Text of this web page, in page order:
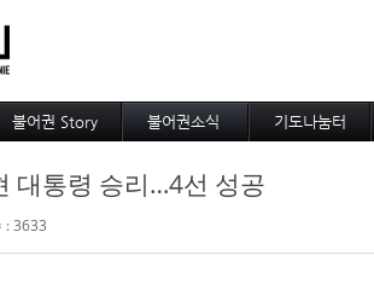
불어권 Story
방주지
공지사항
불어권소식
아프리카소식
기도나눔터
대통령 승리…4선 성공
: 3633